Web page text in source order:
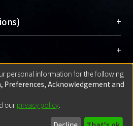
速研究發展、提升研究影響
選深入了解OA）
非匯入者所有，或由第三方贊
確認該版權所有者及第三方同
the submission is your
that you have the right to
upload.
文電子檔，可使用
查詢，以確認出版單位之版權
+
Guide)
Manual)
Service)
+
計算機中心帳號登入
Account)
號登入(With ORCID)
+
者，以ID匯入
- Extension maintained and optimized
personal information for the following
Acknowledgement and
our privacy policy.